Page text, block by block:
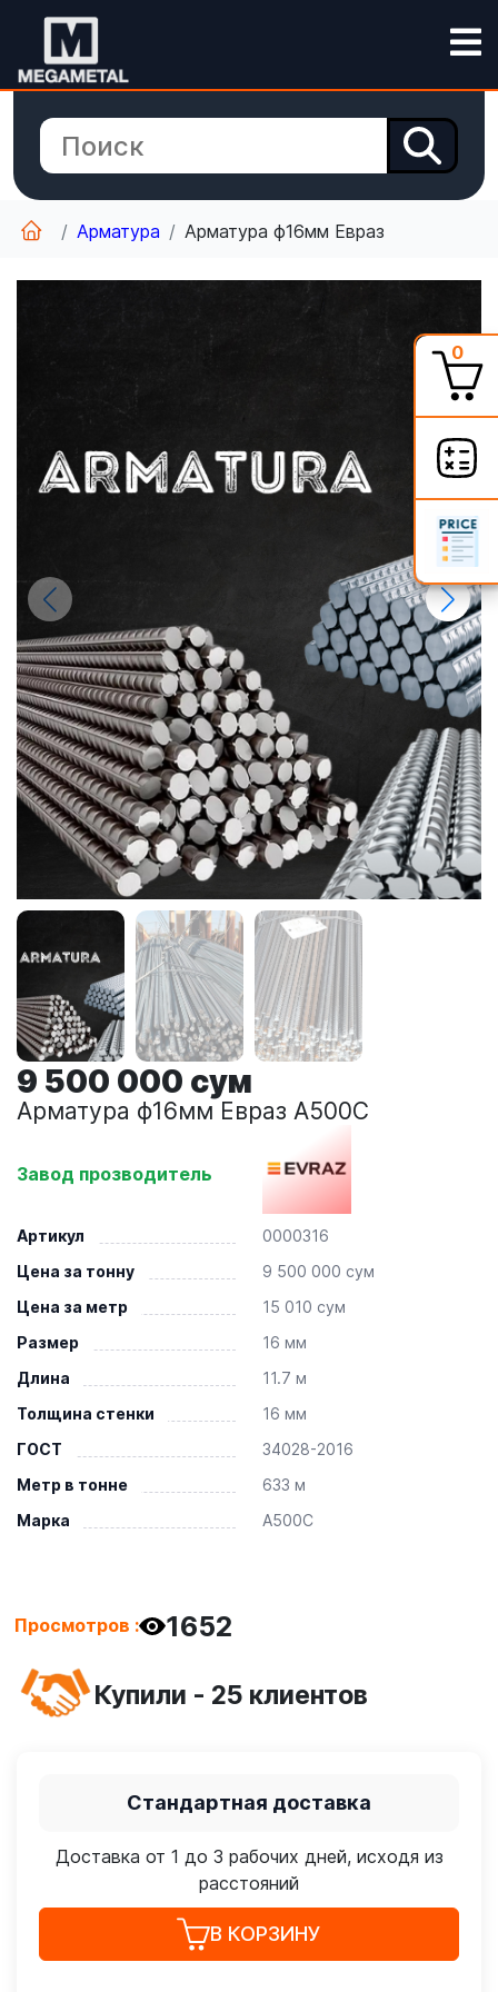
Арматура Арматура ф16мм Евраз
9 500 000 сум
Арматура ф16мм Евраз А500С
Завод прозводитель
Артикул
0000316
Цена за тонну
9 500 000 сум
Цена за метр
15 010 сум
Размер
16 мм
Длина
11.7 м
Толщина стенки
16 мм
ГОСТ
34028-2016
Метр в тонне
633 м
Марка
А500С
Просмотров : 1652
Купили - 25 клиентов
Стандартная доставка
Доставка от 1 до 3 рабочих дней, исходя из
расстояний
В КОРЗИНУ
0